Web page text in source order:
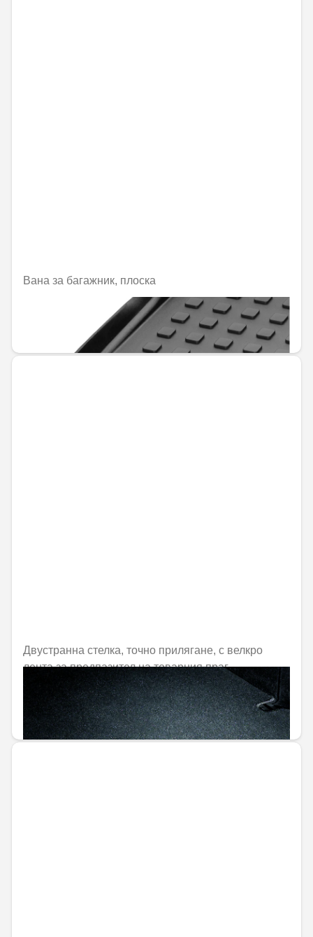
Вана за багажник, плоска
144,00 € / 281,64 лв.
Двустранна стелка, точно прилягане, с велкро
лента за предпазител на товарния праг
Не е налично онлайн
154,69 € / 302,55 лв.